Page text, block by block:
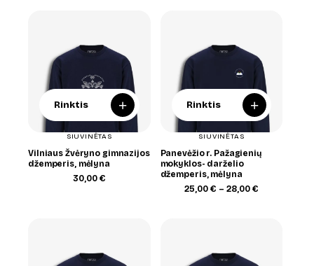
Rinktis +
SIUVINĖTAS
Vilniaus Žvėryno gimnazijos
džemperis, mėlyna
30,00 €
Rinktis +
SIUVINĖTAS
Panevėžio r. Pažagienių
mokyklos- darželio
džemperis, mėlyna
25,00 € – 28,00 €Price